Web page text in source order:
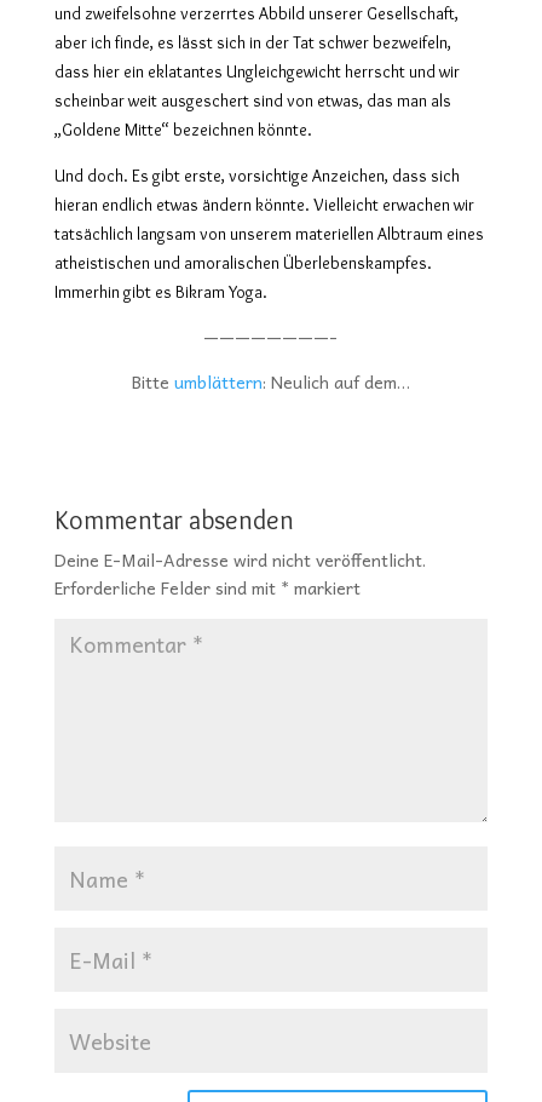
und zweifelsohne verzerrtes Abbild unserer Gesellschaft,
aber ich finde, es lässt sich in der Tat schwer bezweifeln,
dass hier ein eklatantes Ungleichgewicht herrscht und wir
scheinbar weit ausgeschert sind von etwas, das man als
„Goldene Mitte“ bezeichnen könnte.
Und doch. Es gibt erste, vorsichtige Anzeichen, dass sich
hieran endlich etwas ändern könnte. Vielleicht erwachen wir
tatsächlich langsam von unserem materiellen Albtraum eines
atheistischen und amoralischen Überlebenskampfes.
Immerhin gibt es Bikram Yoga.
————————-
Bitte umblättern: Neulich auf dem…
Kommentar absenden
Deine E-Mail-Adresse wird nicht veröffentlicht.
Erforderliche Felder sind mit * markiert